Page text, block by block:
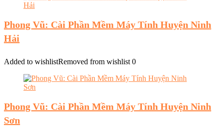
Phong Vũ: Cài Phần Mềm Máy Tính Huyện Ninh
Hải
Added to wishlistRemoved from wishlist 0
Phong Vũ: Cài Phần Mềm Máy Tính Huyện Ninh
Sơn